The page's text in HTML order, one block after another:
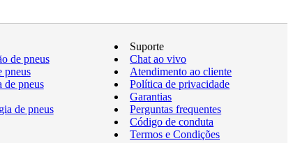
de pneus
pneus
de pneus
de pneus
Suporte
Chat ao vivo
Atendimento ao cliente
Política de privacidade
Garantias
Perguntas frequentes
Código de conduta
Termos e Condições